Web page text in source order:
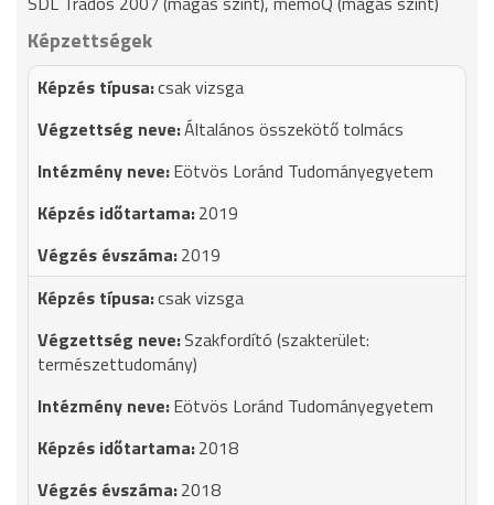
Képzettségek
csak vizsga
Általános összekötő tolmács
Eötvös Loránd Tudományegyetem
2019
2019
csak vizsga
Szakfordító (szakterület:
természettudomány)
Eötvös Loránd Tudományegyetem
2018
2018